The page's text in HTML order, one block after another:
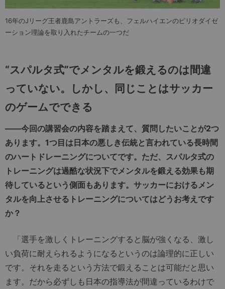
16年のJリーグ王者鹿島アントラーズも、フェルハイエンのピリオダイゼ
ーション理論を取り入れたチームの一つだ
“スパルタ式”でメンタルを鍛えるのは間違
っていない。しかし、同じことはサッカー
のゲームでできる
――今回の講習会の内容を踏まえて、質問したいことが2つ
あります。1つ目は日本の悪しき伝統と言われている長時間
のハートドレーニングについてです。ただ、スパルタ式の
トレーニングは過酷な状況下でメンタルを鍛える効果も期
待しているという側面もあります。サッカーにおけるメン
タルを向上させるトレーニングについてはどうお考えです
か？
「選手を激しくトレーニングすると脳が強くなる、激し
い負荷に耐えられるようになるというのは論理的に正しい
です。それを走るという方法で鍛えることは可能だと思い
ます。だから必ずしも日本の指導法が間違っているわけで